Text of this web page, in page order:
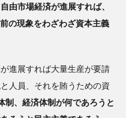
自由市場経済が進展すれば、
の現象をわざわざ資本主義
進展すれば大量生産が要請
人員、それを賄うための資
制、経済体制が何であろうと